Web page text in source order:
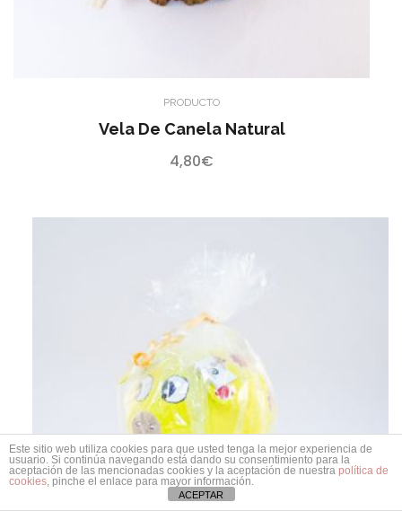
PRODUCTO
Vela De Canela Natural
4,80€
Este sitio web utiliza cookies para que usted tenga la mejor experiencia de
usuario. Si continúa navegando está dando su consentimiento para la
aceptación de las mencionadas cookies y la aceptación de nuestra política de
cookies, pinche el enlace para mayor información.
ACEPTAR